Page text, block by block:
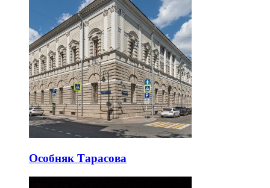
Особняк Тарасова